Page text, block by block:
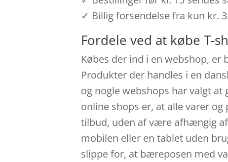
✓ Billig forsendelse fra kun kr.
Fordele ved at købe T-
Købes der ind i en webshop,
Produkter der handles i en
og nogle webshops har valgt
online shops er, at alle varer
tilbud, uden af være afhængig
mobilen eller en tablet uden
slippe for, at bæreposen med